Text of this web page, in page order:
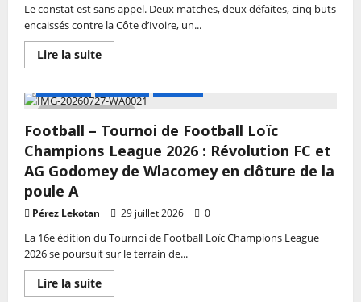
à
Révolution
clôture
la
A
Le constat est sans appel. Deux matches, deux défaites, cinq buts
encaissés contre la Côte d’Ivoire, un...
Lire la suiteEn
savoir
Football
–
Qualificatif
UFOA
U20
:
Les
sombrent,
Raymond
Tchayé
face
à
ses
responsabilités
Football – Tournoi de Football Loïc
Champions League 2026 : Révolution FC et
AG Godomey de Wlacomey en clôture de la
poule A
Pérez Lekotan 29 juillet 2026 0
La 16e édition du Tournoi de Football Loïc Champions League
2026 se poursuit sur le terrain de...
Lire la suiteEn
savoir